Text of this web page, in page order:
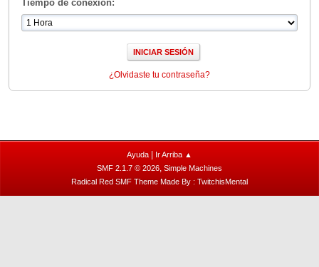
Tiempo de conexión:
¿Olvidaste tu contraseña?
Ayuda
Ir Arriba ▲
SMF 2.1.7 © 2026, Simple Machines
Radical Red SMF Theme Made By : TwitchisMental